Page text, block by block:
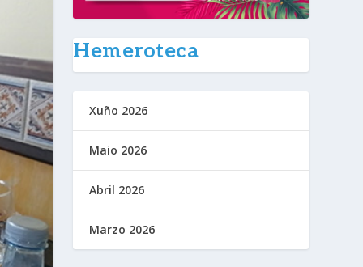
Hemeroteca
Xuño 2026
Maio 2026
Abril 2026
Marzo 2026